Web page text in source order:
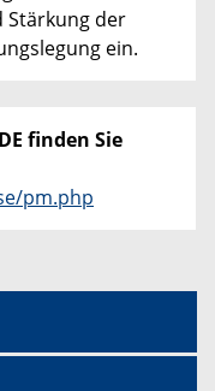
Stärkung der
ein.
finden Sie
pm.php